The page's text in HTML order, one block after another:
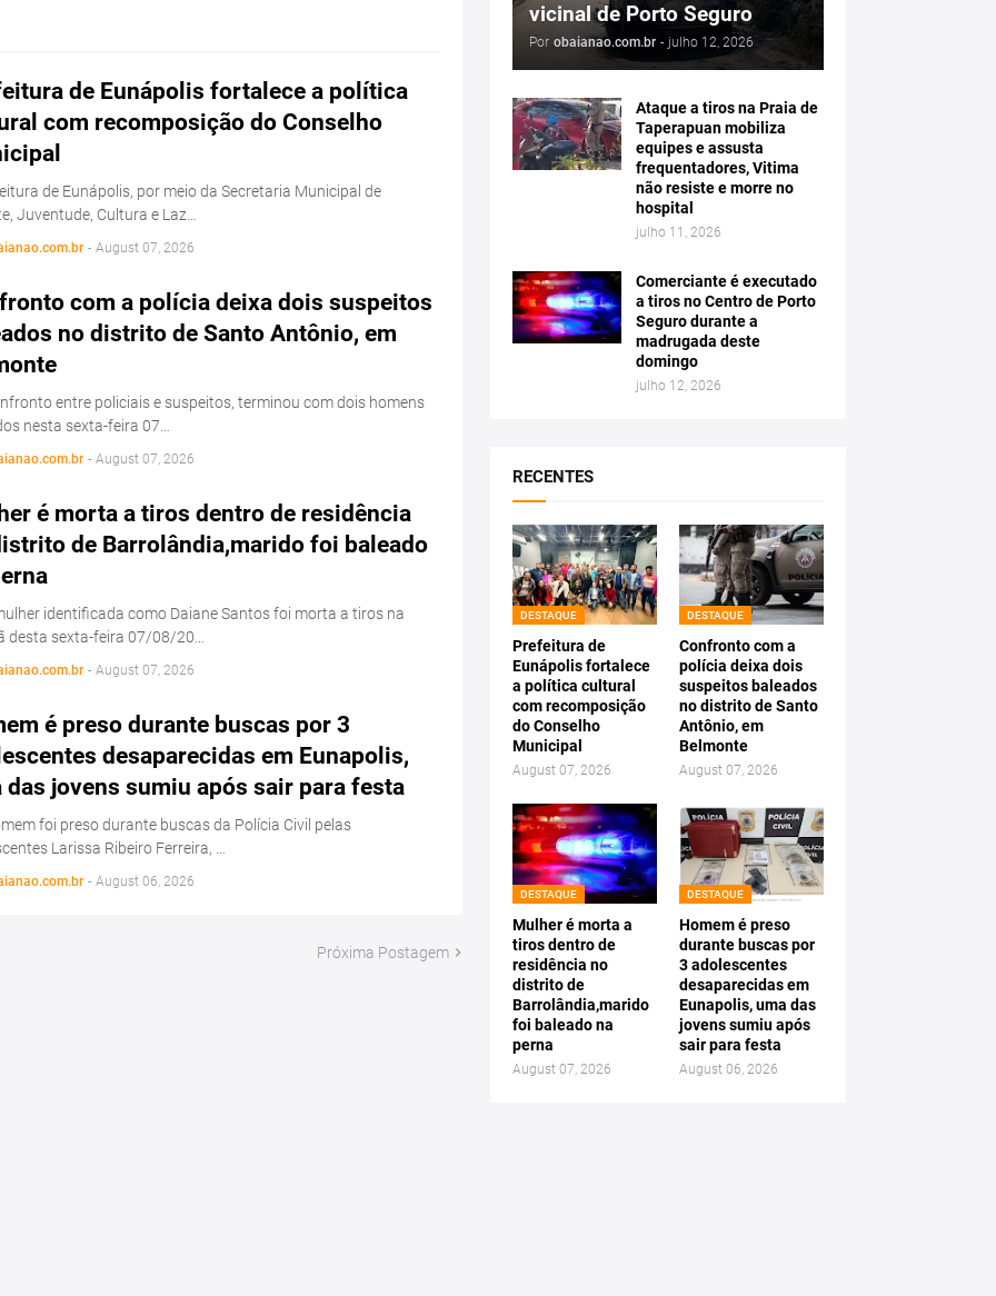
de Eunápolis fortalece a política
com recomposição do Conselho
de Eunápolis, por meio da Secretaria Municipal de
Juventude, Cultura e Laz…
- August 07, 2026
com a polícia deixa dois suspeitos
no distrito de Santo Antônio, em
entre policiais e suspeitos, terminou com dois homens
nesta sexta-feira 07…
- August 07, 2026
é morta a tiros dentro de residência
de Barrolândia,marido foi baleado
identificada como Daiane Santos foi morta a tiros na
desta sexta-feira 07/08/20…
- August 07, 2026
é preso durante buscas por 3
desaparecidas em Eunapolis,
das jovens sumiu após sair para festa
foi preso durante buscas da Polícia Civil pelas
Larissa Ribeiro Ferreira, …
- August 06, 2026
Próxima Postagem
vicinal de Porto Seguro
Por obaianao.com.br - julho 12, 2026
Ataque a tiros na Praia de
Taperapuan mobiliza
equipes e assusta
frequentadores, Vitima
não resiste e morre no
hospital
julho 11, 2026
Comerciante é executado
a tiros no Centro de Porto
Seguro durante a
madrugada deste
domingo
julho 12, 2026
RECENTES
DESTAQUE
Prefeitura de
Eunápolis fortalece
a política cultural
com recomposição
do Conselho
Municipal
August 07, 2026
DESTAQUE
Confronto com a
polícia deixa dois
suspeitos baleados
no distrito de Santo
Antônio, em
Belmonte
August 07, 2026
DESTAQUE
Mulher é morta a
tiros dentro de
residência no
distrito de
Barrolândia,marido
foi baleado na
perna
August 07, 2026
DESTAQUE
Homem é preso
durante buscas por
3 adolescentes
desaparecidas em
Eunapolis, uma das
jovens sumiu após
sair para festa
August 06, 2026